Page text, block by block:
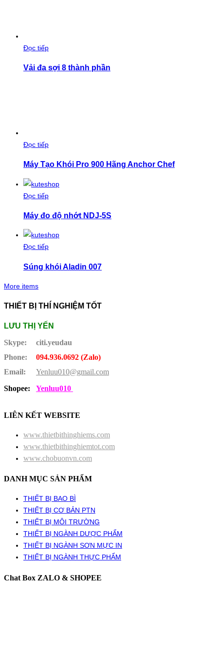
Đọc tiếp
Vải đa sợi 8 thành phần
Đọc tiếp
Máy Tạo Khói Pro 900 Hãng Anchor Chef
Đọc tiếp
Máy đo độ nhớt NDJ-5S
Đọc tiếp
Súng khói Aladin 007
More items
THIẾT BỊ THÍ NGHIỆM TỐT
LƯU THỊ YẾN
Skype:
citi.yeudau
Phone:
094.936.0692 (Zalo)
Email:
Yenluu010@gmail.com
Shopee:
Yenluu010
LIÊN KẾT WEBSITE
www.thietbithinghiems.com
www.thietbithinghiemtot.com
www.chobuonvn.com
DANH MỤC SẢN PHẨM
THIẾT BỊ BAO BÌ
THIẾT BỊ CƠ BẢN PTN
THIẾT BỊ MÔI TRƯỜNG
THIẾT BỊ NGÀNH DƯỢC PHẨM
THIẾT BỊ NGÀNH SƠN MỰC IN
THIẾT BỊ NGÀNH THỰC PHẨM
Chat Box ZALO & SHOPEE